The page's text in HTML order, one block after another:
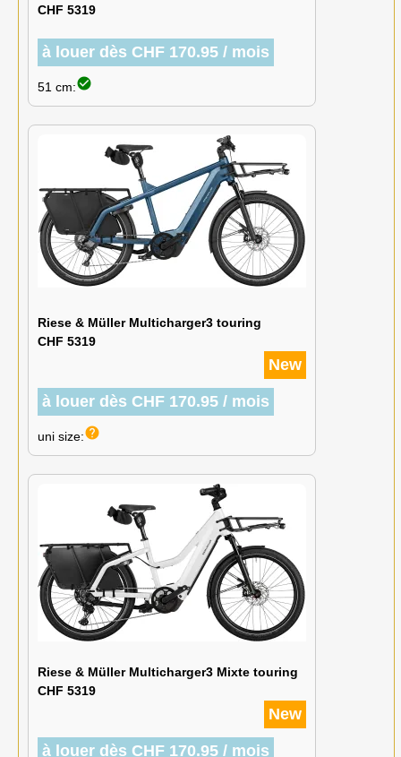
CHF 5319
à louer dès CHF 170.95 / mois
51 cm:check_circle
Riese & Müller Multicharger3 touring
CHF 5319
New
à louer dès CHF 170.95 / mois
uni size:help
Riese & Müller Multicharger3 Mixte touring
CHF 5319
New
à louer dès CHF 170.95 / mois